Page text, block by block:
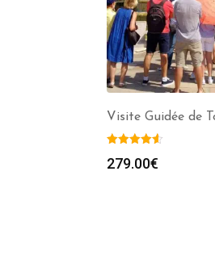
Visite Guidée de
279.00€